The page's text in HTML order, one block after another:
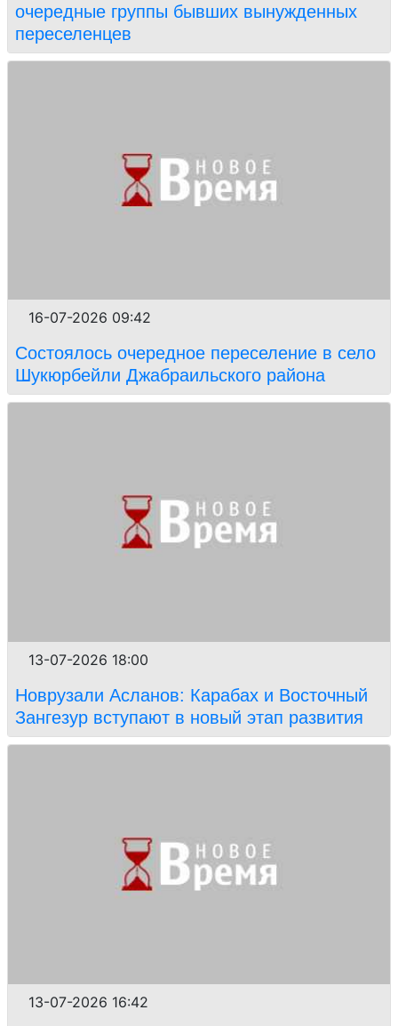
очередные группы бывших вынужденных
переселенцев
16-07-2026 09:42
Состоялось очередное переселение в село
Шукюрбейли Джабраильского района
13-07-2026 18:00
Новрузали Асланов: Карабах и Восточный
Зангезур вступают в новый этап развития
13-07-2026 16:42